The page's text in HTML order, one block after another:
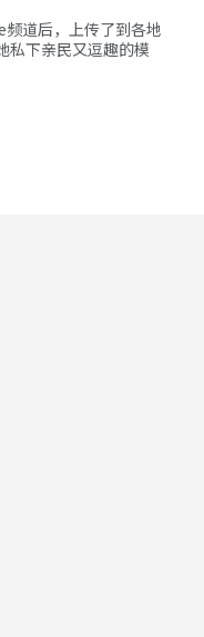
道后，上传了到各地
私下亲民又逗趣的模